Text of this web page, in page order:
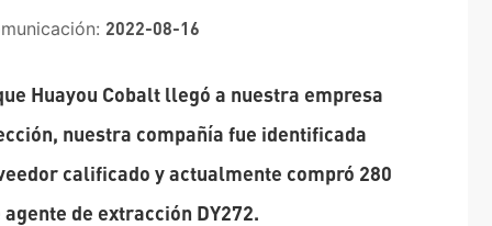
2022-08-16
Huayou Cobalt llegó a nuestra empresa
nuestra compañía fue identificada
calificado y actualmente compró 280
de extracción DY272.